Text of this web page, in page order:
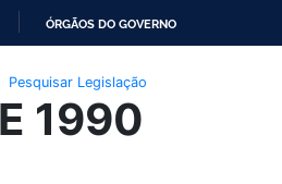
ÓRGÃOS DO GOVERNO
Pesquisar Legislação
1990